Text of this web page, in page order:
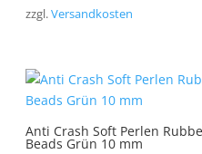
zzgl.Versandkosten
Anti Crash Soft Perlen
Beads Grün 10 mm